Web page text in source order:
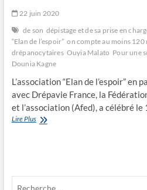
22 juin 2020
de son dépistage et de sa prise en
“Elan de l’espoir” on compte au moins 120
drépanocytaires Ouyia Malato Pour une
Dounia Kagne
L’association “Elan de l’espoir”
avec Drépavie France, la
et l’association (Afed), a célébré
Lire PlusPour